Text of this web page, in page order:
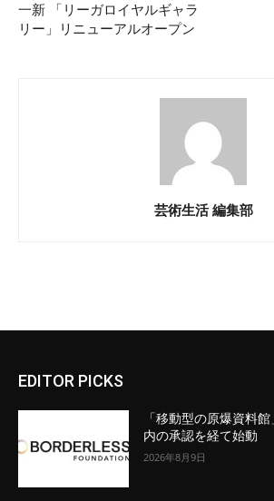
一新 「リーガロイヤルギャラ
リー」リニューアルオープン
芸術生活 編集部
EDITOR PICKS
「移動型の原爆資料
内の承認を経て始動
2026年8月9日